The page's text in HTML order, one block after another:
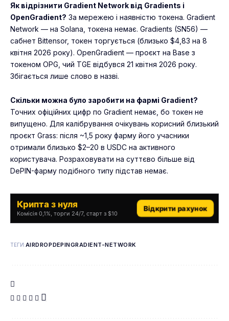
Як відрізнити Gradient Network від Gradients і
OpenGradient? За мережею і наявністю токена. Gradient
Network — на Solana, токена немає. Gradients (SN56) —
сабнет Bittensor, токен торгується (близько $4,83 на 8
квітня 2026 року). OpenGradient — проєкт на Base з
токеном OPG, чий TGE відбувся 21 квітня 2026 року.
Збігається лише слово в назві.
Скільки можна було заробити на фармі Gradient?
Точних офіційних цифр по Gradient немає, бо токен не
випущено. Для калібрування очікувань корисний близький
проєкт Grass: після ~1,5 року фарму його учасники
отримали близько $2–20 в USDC на активного
користувача. Розраховувати на суттєво більше від
DePIN-фарму подібного типу підстав немає.
Крипта з нуля
Комісія 0,1%, торги 24/7, старт з $10
Відкрити рахунок
ТЕГИ:AIRDROPDEPINGRADIENT-NETWORK